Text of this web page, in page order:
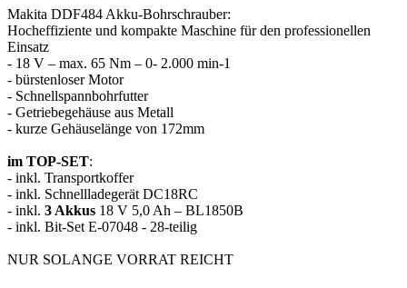
Makita DDF484 Akku-Bohrschrauber:
Hocheffiziente und kompakte Maschine für den professionellen
Einsatz
- 18 V – max. 65 Nm – 0- 2.000 min-1
- bürstenloser Motor
- Schnellspannbohrfutter
- Getriebegehäuse aus Metall
- kurze Gehäuselänge von 172mm
im TOP-SET:
- inkl. Transportkoffer
- inkl. Schnellladegerät DC18RC
- inkl. 3 Akkus 18 V 5,0 Ah – BL1850B
- inkl. Bit-Set E-07048 - 28-teilig
NUR SOLANGE VORRAT REICHT